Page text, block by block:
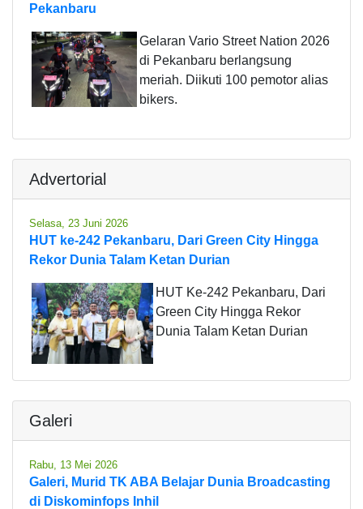
Pekanbaru
Gelaran Vario Street Nation 2026
di Pekanbaru berlangsung
meriah. Diikuti 100 pemotor alias
bikers.
Advertorial
Selasa, 23 Juni 2026
HUT ke-242 Pekanbaru, Dari Green City Hingga
Rekor Dunia Talam Ketan Durian
HUT Ke-242 Pekanbaru, Dari
Green City Hingga Rekor
Dunia Talam Ketan Durian
Galeri
Rabu, 13 Mei 2026
Galeri, Murid TK ABA Belajar Dunia Broadcasting
di Diskominfops Inhil